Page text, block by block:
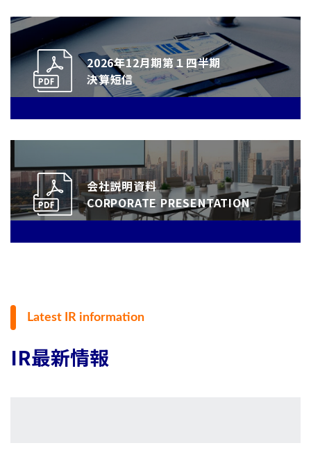
2026年12月期第１四半期
決算短信
会社説明資料
CORPORATE PRESENTATION
Latest IR information
IR最新情報